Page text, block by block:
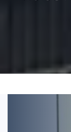
لعملائها حول
مكبس الزيت
التبخير، إلخ)؛